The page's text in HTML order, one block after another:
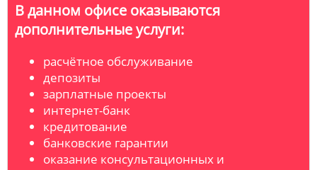
В данном офисе оказываются
дополнительные услуги:
расчётное обслуживание
депозиты
зарплатные проекты
интернет-банк
кредитование
банковские гарантии
оказание консультационных и